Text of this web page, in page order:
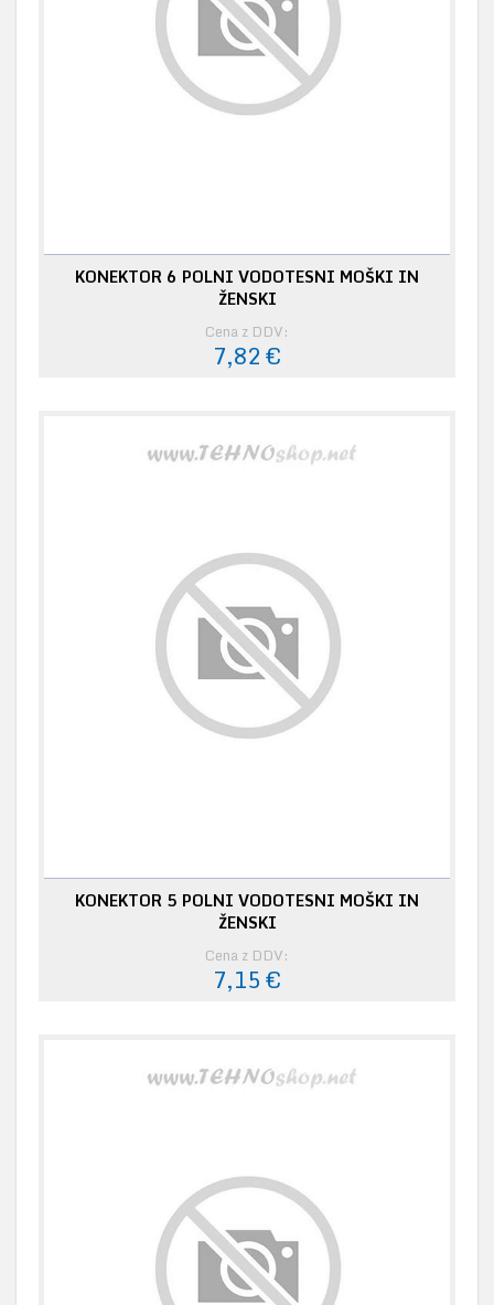
KONEKTOR 6 POLNI VODOTESNI MOŠKI IN
ŽENSKI
Cena z DDV:
7,82 €
KONEKTOR 5 POLNI VODOTESNI MOŠKI IN
ŽENSKI
Cena z DDV:
7,15 €